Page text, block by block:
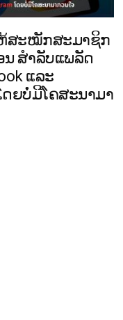
ຫ້ສະໝັກສະມາຊິກ
ນ ສຳລັບແພລັດ
ແລະ
ດຍບໍ່ມີໂຄສະນາມາ